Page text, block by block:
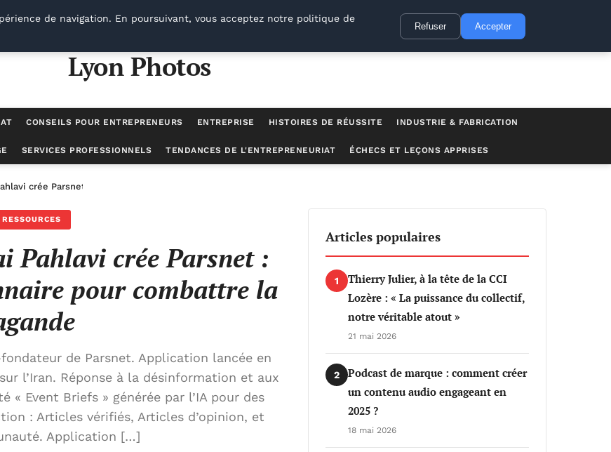
Lyon Photos
CONSEILS POUR ENTREPRENEURS ENTREPRISE HISTOIRES DE RÉUSSITE INDUSTRIE & FABRICATION
SERVICES PROFESSIONNELS TENDANCES DE L'ENTREPRENEURIAT ÉCHECS ET LEÇONS APPRISES
crée Parsnet : l’application révolutionnaire pour combattre la propagande
Pahlavi crée Parsnet :
pour combattre la
de Parsnet. Application lancée en
l’Iran. Réponse à la désinformation et aux
Event Briefs » générée par l’IA pour des
: Articles vérifiés, Articles d’opinion, et
Application […]
Articles populaires
1
Thierry Julier, à la tête de la CCI
Lozère : « La puissance du collectif,
notre véritable atout »
21 mai 2026
2
Podcast de marque : comment créer
un contenu audio engageant en
2025 ?
18 mai 2026
de navigation. En poursuivant, vous acceptez notre politique de
Refuser Accepter